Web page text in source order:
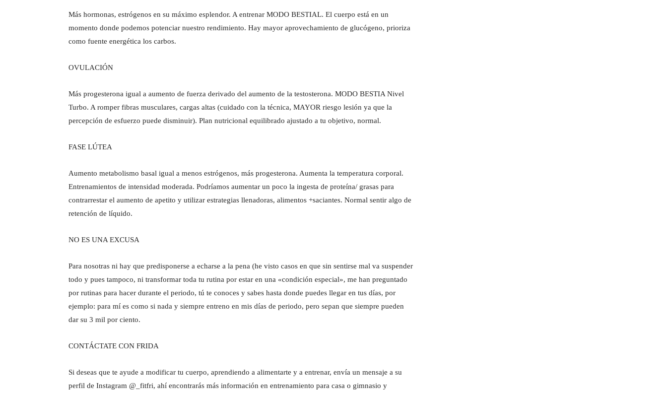
Más hormonas, estrógenos en su máximo esplendor. A entrenar MODO BESTIAL. El cuerpo está en un
momento donde podemos potenciar nuestro rendimiento. Hay mayor aprovechamiento de glucógeno, prioriza
como fuente energética los carbos.
OVULACIÓN
Más progesterona igual a aumento de fuerza derivado del aumento de la testosterona. MODO BESTIA Nivel
Turbo. A romper fibras musculares, cargas altas (cuidado con la técnica, MAYOR riesgo lesión ya que la
percepción de esfuerzo puede disminuir). Plan nutricional equilibrado ajustado a tu objetivo, normal.
FASE LÚTEA
Aumento metabolismo basal igual a menos estrógenos, más progesterona. Aumenta la temperatura corporal.
Entrenamientos de intensidad moderada. Podríamos aumentar un poco la ingesta de proteína/ grasas para
contrarrestar el aumento de apetito y utilizar estrategias llenadoras, alimentos +saciantes. Normal sentir algo de
retención de líquido.
NO ES UNA EXCUSA
Para nosotras ni hay que predisponerse a echarse a la pena (he visto casos en que sin sentirse mal va suspender
todo y pues tampoco, ni transformar toda tu rutina por estar en una «condición especial», me han preguntado
por rutinas para hacer durante el periodo, tú te conoces y sabes hasta donde puedes llegar en tus días, por
ejemplo: para mí es como si nada y siempre entreno en mis días de periodo, pero sepan que siempre pueden
dar su 3 mil por ciento.
CONTÁCTATE CON FRIDA
Si deseas que te ayude a modificar tu cuerpo, aprendiendo a alimentarte y a entrenar, envía un mensaje a su
perfil de Instagram @_fitfri, ahí encontrarás más información en entrenamiento para casa o gimnasio y